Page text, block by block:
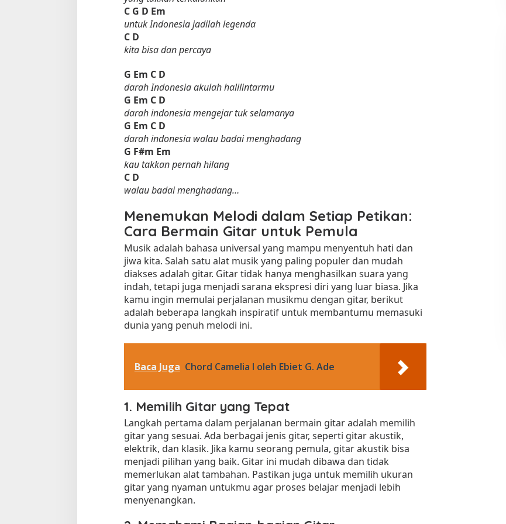
C G D Em
untuk Indonesia jadilah legenda
C D
kita bisa dan percaya
G Em C D
darah Indonesia akulah halilintarmu
G Em C D
darah indonesia mengejar tuk selamanya
G Em C D
darah indonesia walau badai menghadang
G F#m Em
kau takkan pernah hilang
C D
walau badai menghadang…
Menemukan Melodi dalam Setiap Petikan:
Cara Bermain Gitar untuk Pemula
Musik adalah bahasa universal yang mampu menyentuh hati dan
jiwa kita. Salah satu alat musik yang paling populer dan mudah
diakses adalah gitar. Gitar tidak hanya menghasilkan suara yang
indah, tetapi juga menjadi sarana ekspresi diri yang luar biasa. Jika
kamu ingin memulai perjalanan musikmu dengan gitar, berikut
adalah beberapa langkah inspiratif untuk membantumu memasuki
dunia yang penuh melodi ini.
Baca Juga Chord Camelia I oleh Ebiet G. Ade
1. Memilih Gitar yang Tepat
Langkah pertama dalam perjalanan bermain gitar adalah memilih
gitar yang sesuai. Ada berbagai jenis gitar, seperti gitar akustik,
elektrik, dan klasik. Jika kamu seorang pemula, gitar akustik bisa
menjadi pilihan yang baik. Gitar ini mudah dibawa dan tidak
memerlukan alat tambahan. Pastikan juga untuk memilih ukuran
gitar yang nyaman untukmu agar proses belajar menjadi lebih
menyenangkan.